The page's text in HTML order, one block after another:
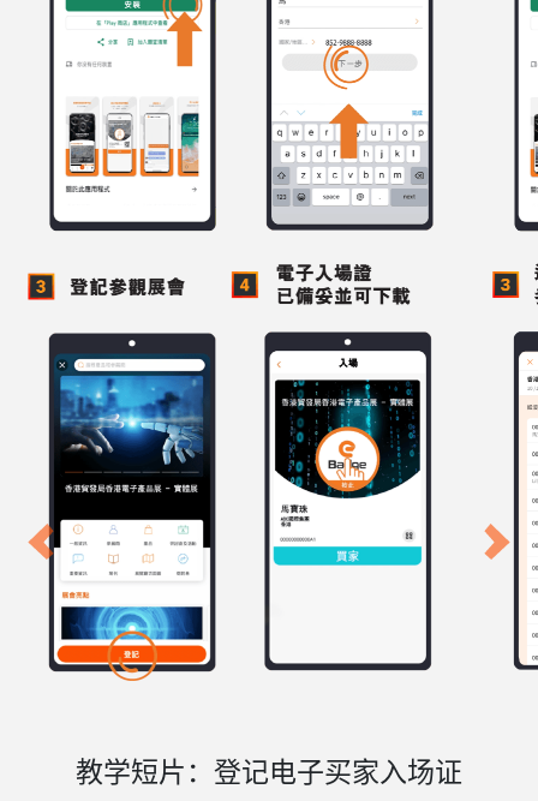
教学短片：登记电子买家入场证
Previous Next